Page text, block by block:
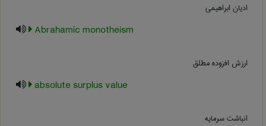
ادیان ابراهیمی
Abrahamic monotheism
ارزش افزوده مطلق
absolute surplus value
انباشت سرمایه